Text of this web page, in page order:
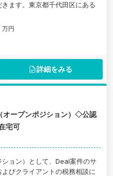
ます。東京都千代田区にある
万円
詳細をみる
オープンポジション）◇公認
宅可
ョン）として、Deal案件のサ
びクライアントの税務相談に